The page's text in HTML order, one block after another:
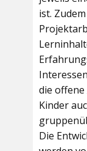
ist.
die offene
Kinder
Die